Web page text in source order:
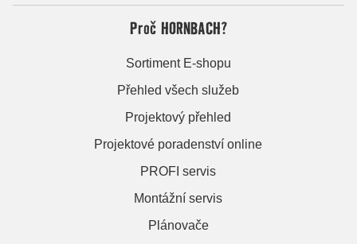
Proč HORNBACH?
Sortiment E-shopu
Přehled všech služeb
Projektový přehled
Projektové poradenství online
PROFI servis
Montážní servis
Plánovače